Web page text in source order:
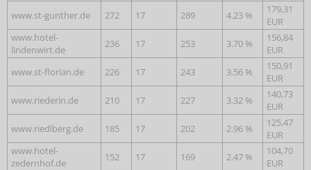
www.st-gunther.de
272 17 289 4.23 %
179,31
EUR
www.hotel-
lindenwirt.de
236 17 253 3.70 %
156,84
EUR
www.st-florian.de
226 17 243 3.56 %
150,91
EUR
www.riederin.de
210 17 227 3.32 %
140,73
EUR
www.riedlberg.de
185 17 202 2.96 %
125,47
EUR
www.hotel-
zedernhof.de
152 17 169 2.47 %
104,70
EUR